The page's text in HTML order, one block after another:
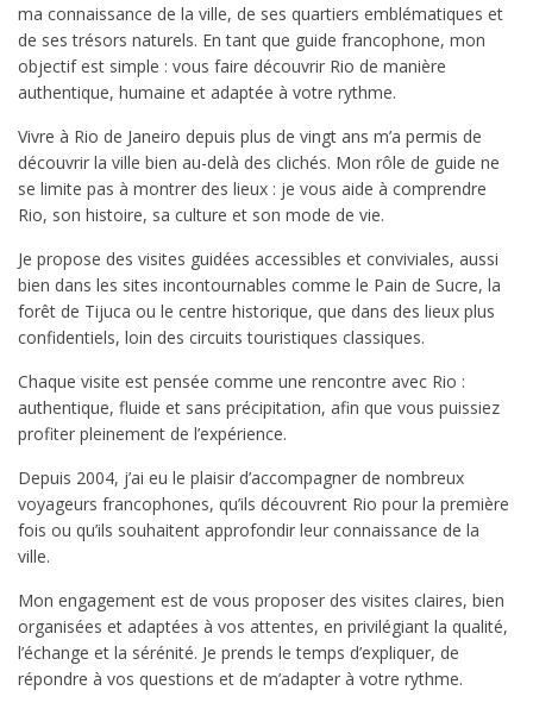
ma connaissance de la ville, de ses quartiers emblématiques et
de ses trésors naturels. En tant que guide francophone, mon
objectif est simple : vous faire découvrir Rio de manière
authentique, humaine et adaptée à votre rythme.
Vivre à Rio de Janeiro depuis plus de vingt ans m’a permis de
découvrir la ville bien au-delà des clichés. Mon rôle de guide ne
se limite pas à montrer des lieux : je vous aide à comprendre
Rio, son histoire, sa culture et son mode de vie.
Je propose des visites guidées accessibles et conviviales, aussi
bien dans les sites incontournables comme le Pain de Sucre, la
forêt de Tijuca ou le centre historique, que dans des lieux plus
confidentiels, loin des circuits touristiques classiques.
Chaque visite est pensée comme une rencontre avec Rio :
authentique, fluide et sans précipitation, afin que vous puissiez
profiter pleinement de l’expérience.
Depuis 2004, j’ai eu le plaisir d’accompagner de nombreux
voyageurs francophones, qu’ils découvrent Rio pour la première
fois ou qu’ils souhaitent approfondir leur connaissance de la
ville.
Mon engagement est de vous proposer des visites claires, bien
organisées et adaptées à vos attentes, en privilégiant la qualité,
l’échange et la sérénité. Je prends le temps d’expliquer, de
répondre à vos questions et de m’adapter à votre rythme.